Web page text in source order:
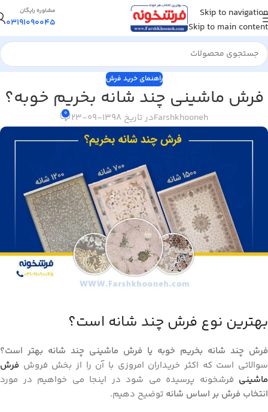
Skip to navigation
Skip to main content
مشاوره رایگان
03191090045
راهنمای خرید فرش
فرش ماشینی چند شانه بخریم خوبه؟
Farshkhoonehدر تاریخ 1398-09-23 0
بهترین نوع فرش چند شانه است؟
فرش چند شانه بخریم خوبه یا فرش ماشینی چند شانه بهتر است؟
سوالاتی است که اکثر خریداران امروزی با آن را از بخش فروش فرش
ماشینی فرشخونه پرسیده می شود در اینجا می خواهیم در مورد
انتخاب فرش بر اساس شانه توضیح دهیم.